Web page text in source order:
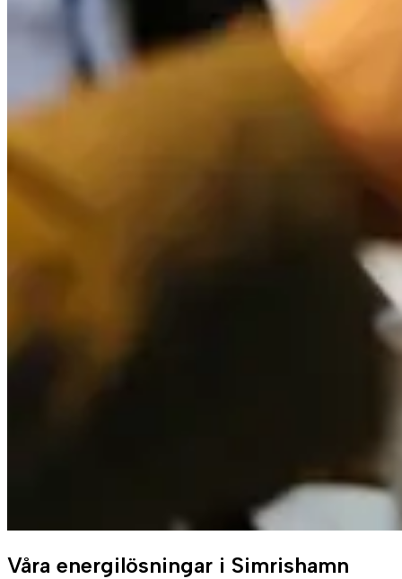
Våra energilösningar i Simrishamn